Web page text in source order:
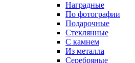
Наградные
По фотографии
Подарочные
Стеклянные
С камнем
Из металла
Серебряные